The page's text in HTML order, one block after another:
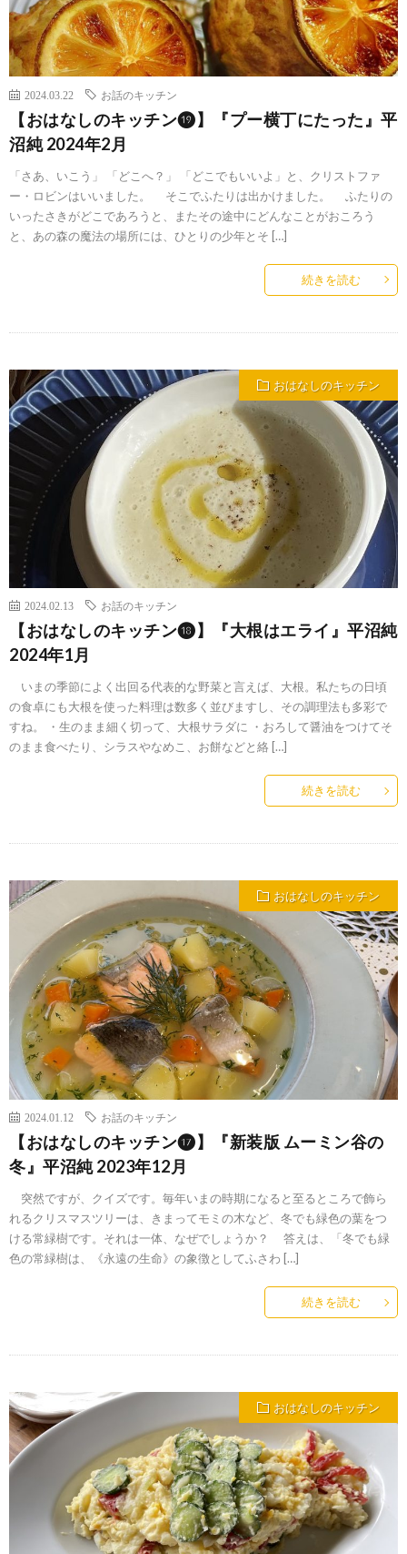
2024.03.22 お話のキッチン
【おはなしのキッチン⓳】『プー横丁にたった』平
沼純 2024年2月
「さあ、いこう」 「どこへ？」 「どこでもいいよ」と、クリストファ
ー・ロビンはいいました。 そこでふたりは出かけました。 ふたりの
いったさきがどこであろうと、またその途中にどんなことがおころう
と、あの森の魔法の場所には、ひとりの少年とそ […]
続きを読む
おはなしのキッチン
2024.02.13 お話のキッチン
【おはなしのキッチン⓲】『大根はエライ』平沼純
2024年1月
いまの季節によく出回る代表的な野菜と言えば、大根。私たちの日頃
の食卓にも大根を使った料理は数多く並びますし、その調理法も多彩で
すね。 ・生のまま細く切って、大根サラダに ・おろして醤油をつけてそ
のまま食べたり、シラスやなめこ、お餅などと絡 […]
続きを読む
おはなしのキッチン
2024.01.12 お話のキッチン
【おはなしのキッチン⓱】『新装版 ムーミン谷の
冬』平沼純 2023年12月
突然ですが、クイズです。毎年いまの時期になると至るところで飾ら
れるクリスマスツリーは、きまってモミの木など、冬でも緑色の葉をつ
ける常緑樹です。それは一体、なぜでしょうか？ 答えは、「冬でも緑
色の常緑樹は、《永遠の生命》の象徴としてふさわ […]
続きを読む
おはなしのキッチン